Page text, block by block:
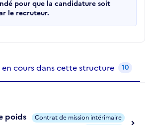
pour que la candidature soit
le recruteur.
cours dans cette structure 10
poids
Contrat de mission intérimaire